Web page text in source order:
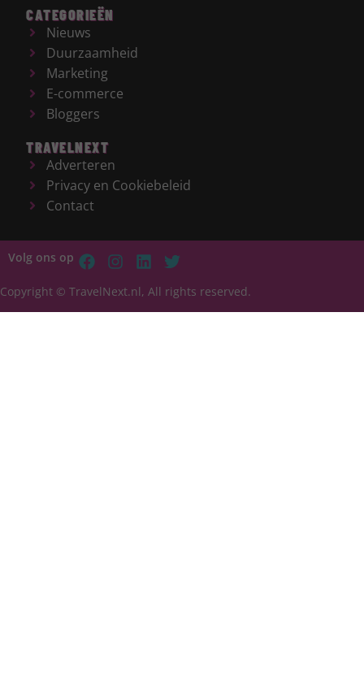
CATEGORIEËN
Nieuws
Duurzaamheid
Marketing
E-commerce
Bloggers
TRAVELNEXT
Adverteren
Privacy en Cookiebeleid
Contact
Volg ons op
Copyright © TravelNext.nl, All rights reserved.